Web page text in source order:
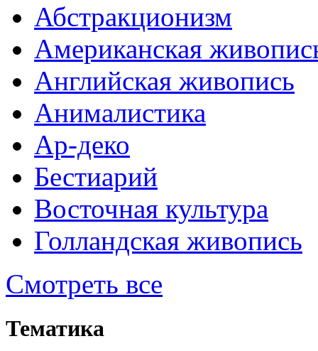
Абстракционизм
Американская
Английская живопись
Анималистика
Ар-деко
Бестиарий
Восточная культура
Голландская живопись
Смотреть все
Тематика